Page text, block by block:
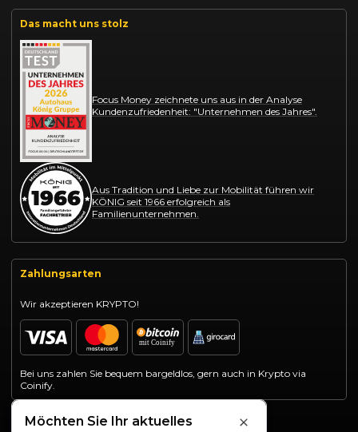
Das macht uns stolz
Focus Money zeichnete uns aus in der Analyse
Kundenzufriedenheit: "Unternehmen des Jahres".
Aus Tradition und Liebe zur Mobilität führen wir
KÖNIG seit 1966 erfolgreich als
Familienunternehmen.
Zahlungsarten
Wir akzeptieren KRYPTO!
Bei uns zahlen Sie bequem bargeldlos, gern auch in Krypto via
Coinify.
Möchten Sie Ihr aktuelles